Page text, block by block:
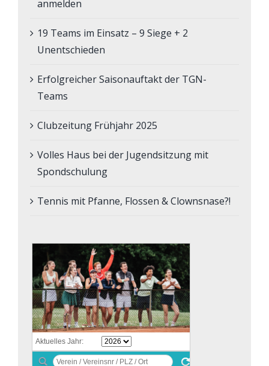
anmelden
19 Teams im Einsatz – 9 Siege + 2
Unentschieden
Erfolgreicher Saisonauftakt der TGN-
Teams
Clubzeitung Frühjahr 2025
Volles Haus bei der Jugendsitzung mit
Spondschulung
Tennis mit Pfanne, Flossen & Clownsnase?!